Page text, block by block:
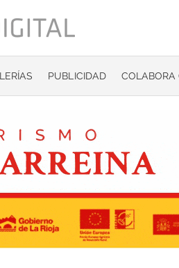
PUBLICIDAD COLABORA